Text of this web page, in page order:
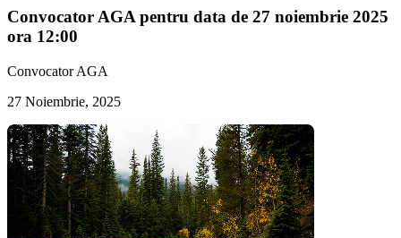
Convocator AGA pentru data de 27 noiembrie 2025
ora 12:00
Convocator AGA
27 Noiembrie, 2025